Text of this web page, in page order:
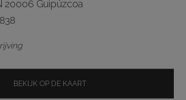
20006 Guipúzcoa
BEKIJK OP DE KAART